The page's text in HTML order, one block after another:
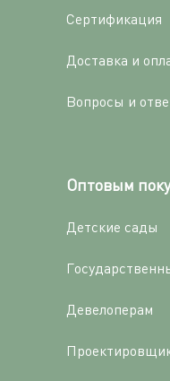
Сертификация
Доставка и
Вопросы и
Оптовым
Детские сады
Девелоперам